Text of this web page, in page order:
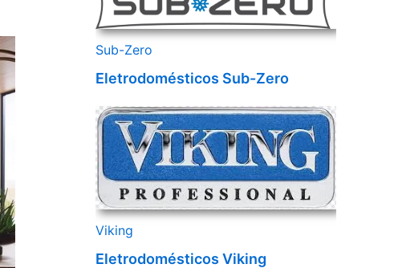
Sub-Zero
Eletrodomésticos Sub-Zero
Viking
Eletrodomésticos Viking